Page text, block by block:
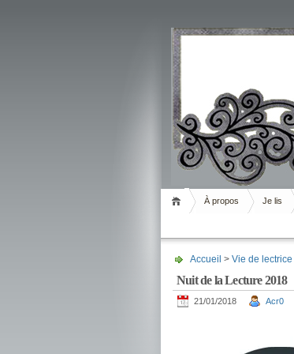
Livrement
À propos Je lis
Accueil > Vie de lectrice
Nuit de la Lecture 2018
21/01/2018 Acr0